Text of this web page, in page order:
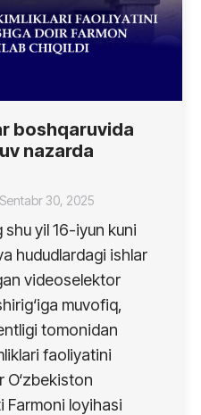
boshqaruvida
nazarda
Sentabr 30, 2025
yil 16-iyun kuni
hududlardagi ishlar
videoselektor
muvofiq,
tomonidan
faoliyatini
Farmoni loyihasi